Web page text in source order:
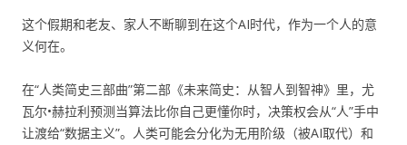
这个假期和老友、家人不断聊到在这个AI时代，作为一个人的意
义何在。
在“人类简史三部曲”第二部《未来简史：从智人到智神》里，尤
瓦尔•赫拉利预测当算法比你自己更懂你时，决策权会从“人”手中
让渡给“数据主义”。人类可能会分化为无用阶级（被AI取代）和